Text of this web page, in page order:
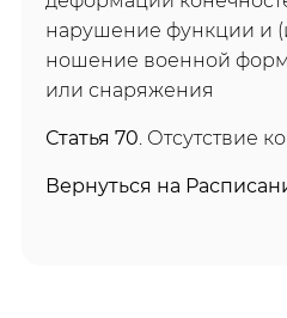
нарушение функции и
ношение военной
или снаряжения
Статья 70. Отсутствие
Вернуться на